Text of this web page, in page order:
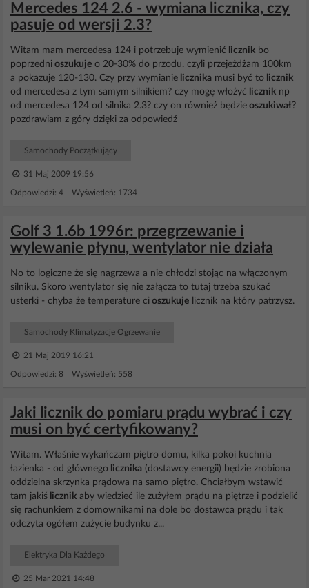
Mercedes 124 2.6 - wymiana licznika, czy
pasuje od wersji 2.3?
Witam mam mercedesa 124 i potrzebuje wymienić licznik bo
poprzedni oszukuje o 20-30% do przodu. czyli przejeżdżam 100km
a pokazuje 120-130. Czy przy wymianie licznika musi być to licznik
od mercedesa z tym samym silnikiem? czy mogę włożyć licznik np
od mercedesa 124 od silnika 2.3? czy on również będzie oszukiwał?
pozdrawiam z góry dzięki za odpowiedź
Samochody Początkujący
31 Maj 2009 19:56
Odpowiedzi: 4 Wyświetleń: 1734
Golf 3 1.6b 1996r: przegrzewanie i
wylewanie płynu, wentylator nie działa
No to logiczne że się nagrzewa a nie chłodzi stojąc na włączonym
silniku. Skoro wentylator się nie załącza to tutaj trzeba szukać
usterki - chyba że temperature ci oszukuje licznik na który patrzysz.
Samochody Klimatyzacje Ogrzewanie
21 Maj 2019 16:21
Odpowiedzi: 8 Wyświetleń: 558
Jaki licznik do pomiaru prądu wybrać i czy
musi on być certyfikowany?
Witam. Właśnie wykańczam piętro domu, kilka pokoi kuchnia
łazienka - od głównego licznika (dostawcy energii) będzie zrobiona
oddzielna skrzynka prądowa na samo piętro. Chciałbym wstawić
tam jakiś licznik aby wiedzieć ile zużyłem prądu na piętrze i podzielić
się rachunkiem z domownikami na dole bo dostawca prądu i tak
odczyta ogółem zużycie budynku z...
Elektryka Dla Każdego
25 Mar 2021 14:48